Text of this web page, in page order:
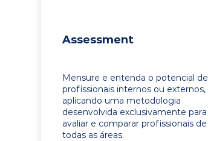
Assessment
Mensure e entenda o potencial de
profissionais internos ou externos,
aplicando uma metodologia
desenvolvida exclusivamente para
avaliar e comparar profissionais de
todas as áreas.